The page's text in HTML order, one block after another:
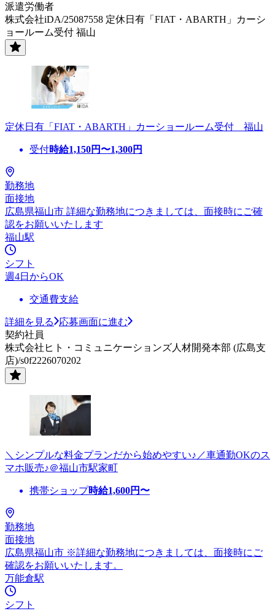
派遣労働者
株式会社iDA/25087558 定休日有「FIAT・ABARTH」カーシ
ョールーム受付 福山
定休日有「FIAT・ABARTH」カーショールーム受付 福山
受付時給1,150円〜1,300円
勤務地
面接地
広島県福山市 詳細な勤務地につきましては、面接時にご確
認をお願いいたします
福山駅
シフト
週4日からOK
交通費支給
詳細を見る
応募画面に進む
契約社員
株式会社ヒト・コミュニケーションズ人材開発本部 (広島支
店)/s0f2226070202
＼シンプルな料金プランだから始めやすい♪／車通勤OKのス
マホ販売♪＠福山市駅家町
携帯ショップ時給1,600円〜
勤務地
面接地
広島県福山市 ※詳細な勤務地につきましては、面接時にご
確認をお願いいたします。
万能倉駅
シフト